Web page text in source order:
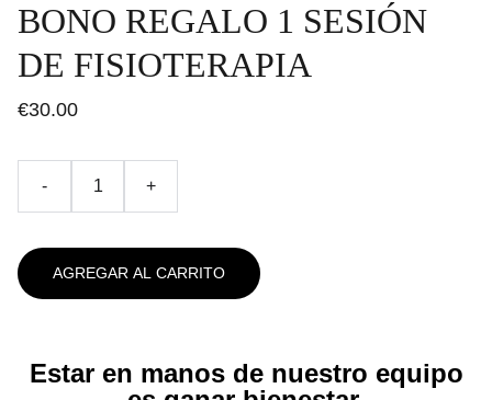
BONO REGALO 1 SESIÓN
DE FISIOTERAPIA
€30.00
- +
AGREGAR AL CARRITO
Estar en manos de nuestro equipo